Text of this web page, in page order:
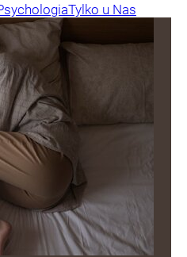
Tylko u Nas